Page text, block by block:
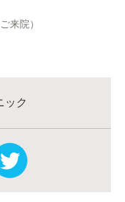
来院）
ック